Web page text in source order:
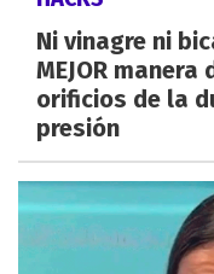
Ni vinagre ni
MEJOR
orificios de la
presión